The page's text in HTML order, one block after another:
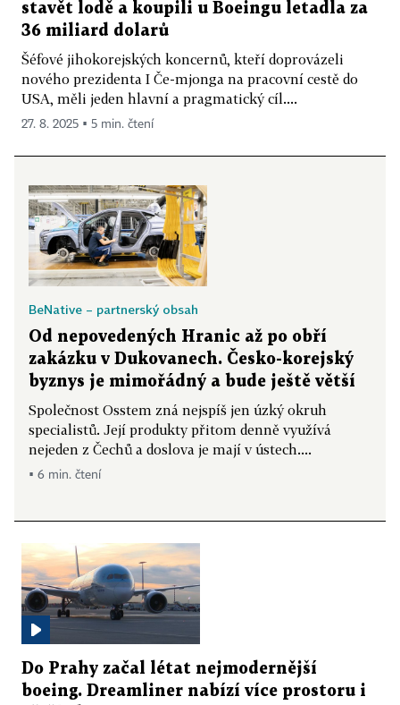
stavět lodě a koupili u Boeingu letadla za
36 miliard dolarů
Šéfové jihokorejských koncernů, kteří doprovázeli
nového prezidenta I Če-mjonga na pracovní cestě do
USA, měli jeden hlavní a pragmatický cíl....
27. 8. 2025 ▪ 5 min. čtení
BeNative – partnerský obsah
Od nepovedených Hranic až po obří
zakázku v Dukovanech. Česko-korejský
byznys je mimořádný a bude ještě větší
Společnost Osstem zná nejspíš jen úzký okruh
specialistů. Její produkty přitom denně využívá
nejeden z Čechů a doslova je mají v ústech....
▪ 6 min. čtení
Do Prahy začal létat nejmodernější
boeing. Dreamliner nabízí více prostoru i